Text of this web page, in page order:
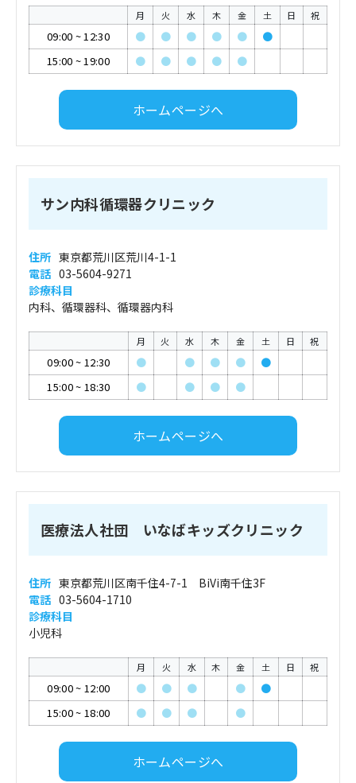
月 火 水 木 金 土 日 祝
09:00 ~12:30 ● ● ● ● ●
●
15:00 ~19:00 ● ● ● ● ●
ホームページへ
サン内科循環器クリニック
住所 東京都荒川区荒川4-1-1
電話 03-5604-9271
診療科目
内科、循環器科、循環器内科
月 火 水 木 金 土 日 祝
09:00~ 12:30 ● ● ● ●
●
15:00~ 18:30 ● ● ● ●
ホームページへ
医療法人社団 いなばキッズクリニック
住所 東京都荒川区南千住4-7-1 BiVi南千住3F
電話 03-5604-1710
診療科目
小児科
月 火 水 木 金 土 日 祝
09:00~ 12:00 ● ● ● ●
●
15:00~ 18:00 ● ● ● ●
ホームページへ